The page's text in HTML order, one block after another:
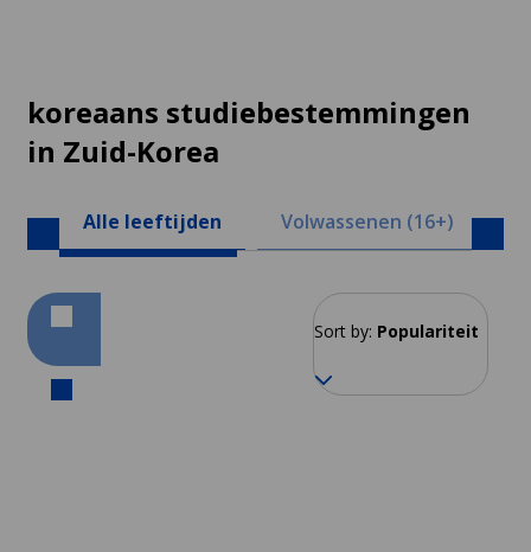
koreaans studiebestemmingen
in Zuid-Korea
Alle leeftijden Volwassenen (16+)
Sort by: Populariteit